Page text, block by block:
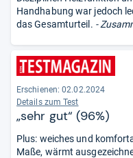
Handhabung war jedoch
das Gesamturteil. -
Erschienen: 02.02.2024
Details zum Test
„sehr gut“ (96%)
Plus: weiches und
Maße, wärmt